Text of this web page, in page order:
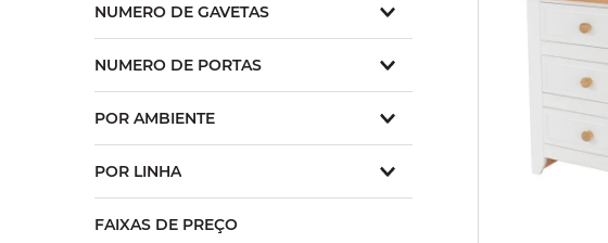
Creme
Branco Envelhecido
Amêndoa
NUMERO DE GAVETAS
2
3
NUMERO DE PORTAS
1
2
POR AMBIENTE
POR LINHA
Capri
FAIXAS DE PREÇO